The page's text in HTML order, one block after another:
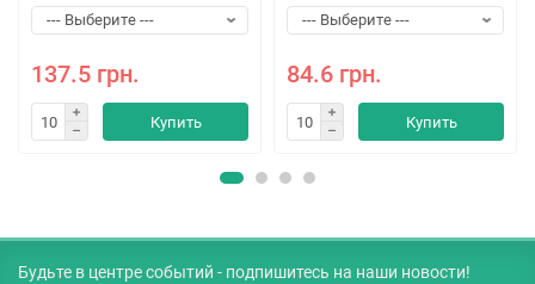
137.5 грн.
Купить
84.6 грн.
Купить
Будьте в центре событий - подпишитесь на наши новости!